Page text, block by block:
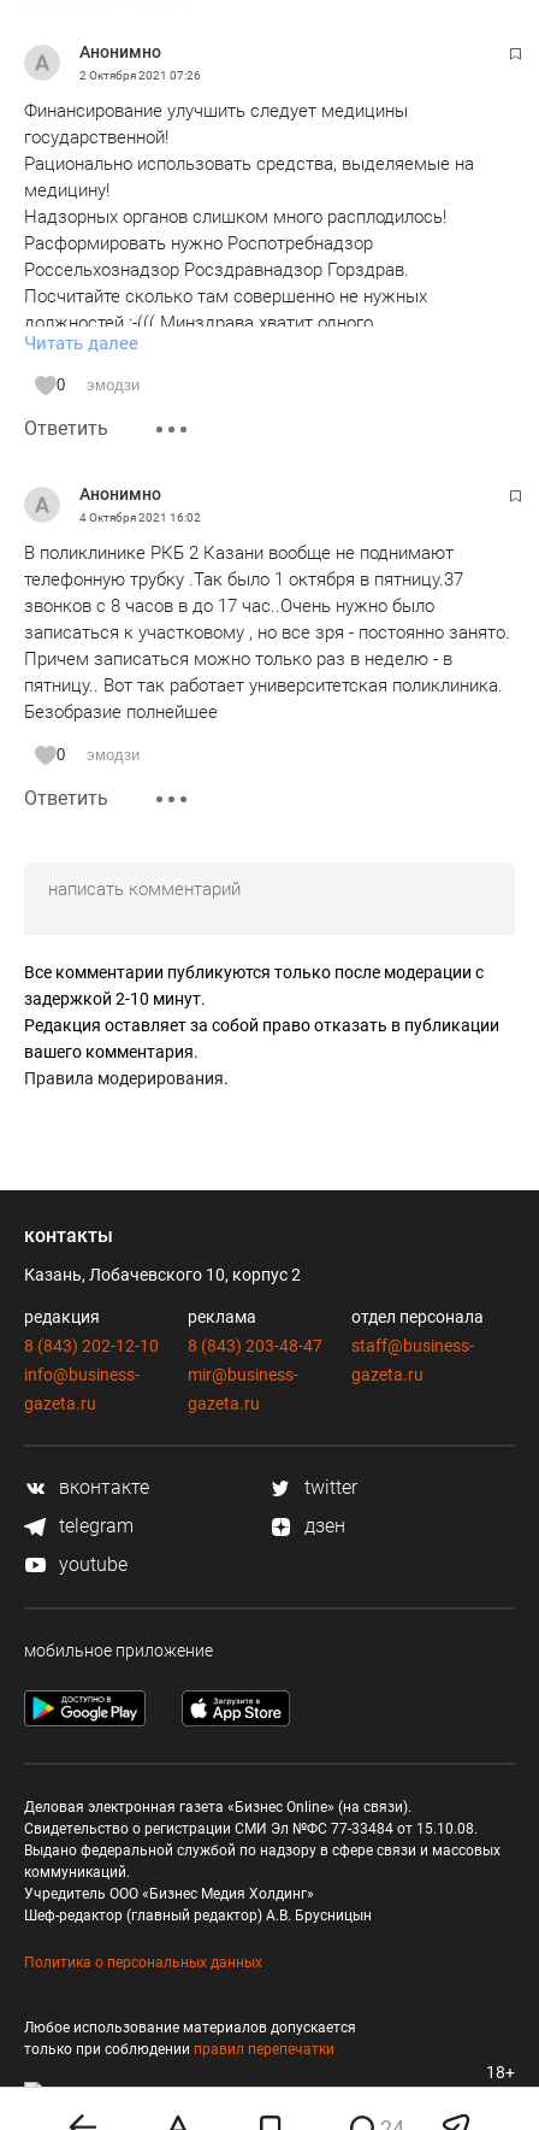
Анонимно
2 Октября 2021 07:26
Финансирование улучшить следует медицины
государственной!
Рационально использовать средства, выделяемые на
медицину!
Надзорных органов слишком много расплодилось!
Расформировать нужно Роспотребнадзор
Россельхознадзор Росздравнадзор Горздрав.
Посчитайте сколько там совершенно не нужных
должностей :-((( Минздрава хватит одного.
Сэкономленные средства направить в фонд заработной
платы,
увеличить оклады санитаров уборщиков, фельдшеров,
сестёр и врачей и водителей скорых!
достойная зарплата,
а не у чиновников от медицины!
Читать далее
0 эмодзи
Ответить
Анонимно
4 Октября 2021 16:02
В поликлинике РКБ 2 Казани вообще не поднимают
телефонную трубку .Так было 1 октября в пятницу.37
звонков с 8 часов в до 17 час..Очень нужно было
записаться к участковому , но все зря - постоянно занято.
Причем записаться можно только раз в неделю - в
пятницу.. Вот так работает университетская поликлиника.
Безобразие полнейшее
0 эмодзи
Ответить
Все комментарии публикуются только после модерации с
задержкой 2-10 минут.
Редакция оставляет за собой право отказать в публикации
вашего комментария.
Правила модерирования.
контакты
Казань, Лобачевского 10, корпус 2
редакция
8 (843) 202-12-10
info@business-
gazeta.ru
реклама
8 (843) 203-48-47
mir@business-
gazeta.ru
отдел персонала
staff@business-
gazeta.ru
вконтакте
twitter
telegram
дзен
youtube
мобильное приложение
Деловая электронная газета «Бизнес Online» (на связи).
Свидетельство о регистрации СМИ Эл №ФС 77-33484 от 15.10.08.
Выдано федеральной службой по надзору в сфере связи и массовых
коммуникаций.
Учредитель ООО «Бизнес Медия Холдинг»
Шеф-редактор (главный редактор) А.В. Брусницын
Политика о персональных данных
Любое использование материалов допускается
только при соблюдении правил перепечатки
18+